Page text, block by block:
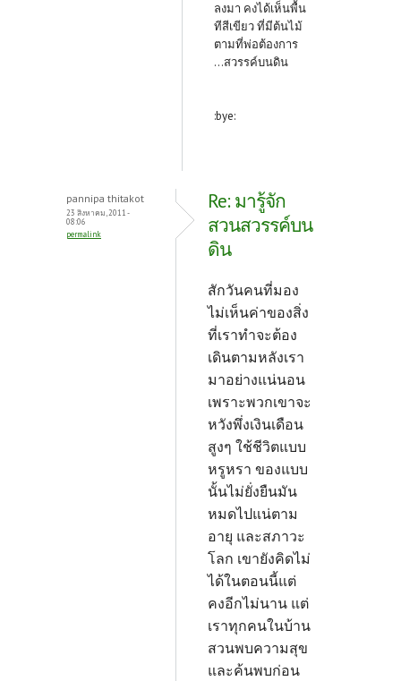
ลงมา คงได้เห็นพื้น
ทีสีเขียว ที่มีต้นไม้
ตามที่พ่อต้องการ
...สวรรค์บนดิน
:bye:
pannipa thitakot
23 สิงหาคม, 2011 -
08:06
permalink
Re: มารู้จัก
สวนสวรรค์บน
ดิน
สักวันคนที่มอง
ไม่เห็นค่าของสิ่ง
ที่เราทำจะต้อง
เดินตามหลังเรา
มาอย่างแน่นอน
เพราะพวกเขาจะ
หวังพึ่งเงินเดือน
สูงๆ ใช้ชีวิตแบบ
หรูหรา ของแบบ
นั้นไม่ยั่งยืนมัน
หมดไปแน่ตาม
อายุ และสภาวะ
โลก เขายังคิดไม่
ได้ในตอนนี้แต่
คงอีกไม่นาน แต่
เราทุกคนในบ้าน
สวนพบความสุข
และค้นพบก่อน